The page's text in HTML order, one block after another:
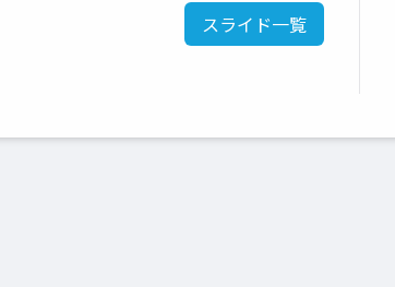
スライド一覧